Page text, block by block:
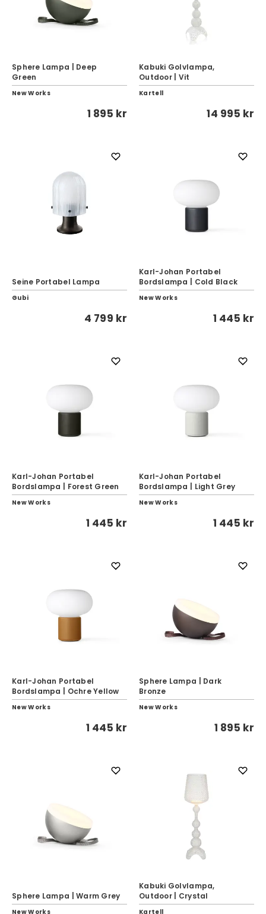
Sphere Lampa | Deep
Green
New Works
1 895 kr
Kabuki Golvlampa,
Outdoor | Vit
Kartell
14 995 kr
Seine Portabel Lampa
Gubi
4 799 kr
Karl-Johan Portabel
Bordslampa | Cold Black
New Works
1 445 kr
Karl-Johan Portabel
Bordslampa | Forest Green
New Works
1 445 kr
Karl-Johan Portabel
Bordslampa | Light Grey
New Works
1 445 kr
Karl-Johan Portabel
Bordslampa | Ochre Yellow
New Works
1 445 kr
Sphere Lampa | Dark
Bronze
New Works
1 895 kr
Sphere Lampa | Warm Grey
New Works
Kabuki Golvlampa,
Outdoor | Crystal
Kartell